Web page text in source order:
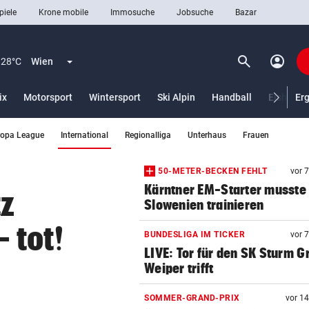
Krone mobile Immosuche Jobsuche Bazar
28°C Wien Menü aufklappen search Suchen
account_circle
Motorsport Wintersport Ski Alpin Handball
League International Regionalliga Unterhaus Frauen
tot!
50-METER-BECKEN FEHLT vor
Kärntner EM-Starter
Slowenien trainieren
BUNDESLIGA IM TICKER vor
LIVE: Tor für den SK Sturm
Weiper trifft
SOMMER-GRAND-PRIX vor